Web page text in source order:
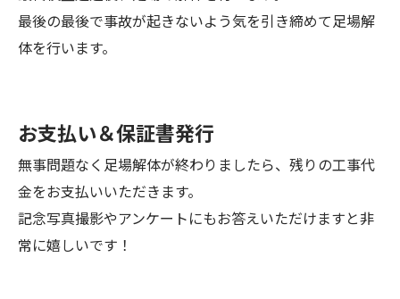
最後の最後で事故が起きないよう気を引き締めて足場解
体を行います。
お支払い＆保証書発行
無事問題なく足場解体が終わりましたら、残りの工事代
金をお支払いいただきます。
記念写真撮影やアンケートにもお答えいただけますと非
常に嬉しいです！